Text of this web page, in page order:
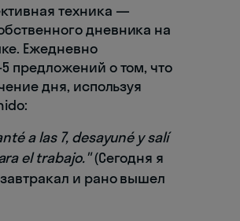
техника —
дневника на
Ежедневно
предложений о том, что
дня, используя
a las 7, desayuné y salí
el trabajo."(Сегодня я
и рано вышел